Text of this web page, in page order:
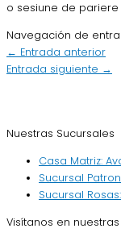
o sesiune de
Navegación de
← Entrada anterior
Entrada siguiente →
Nuestras Sucursales
Casa Matriz:
Sucursal
Sucursal
Visítanos en